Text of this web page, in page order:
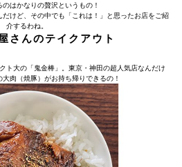
はかなりの贅沢というもの！
けど、その中でも「これは！」と思ったお店をご紹
介するわね。
さんのテイクアウト
ト大の「鬼金棒」。東京・神田の超人気店なんだけ
肉（焼豚）がお持ち帰りできるの！